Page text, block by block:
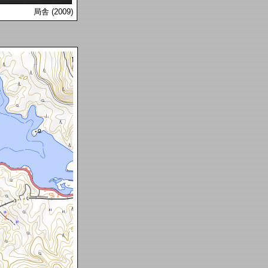
局舎 (2009)